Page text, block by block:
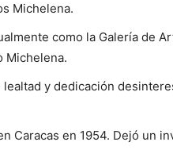
Michelena.
como la Galería de
Michelena.
lealtad y dedicación
Caracas en 1954. Dejó un